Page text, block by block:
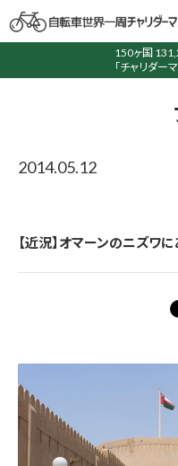
150ヶ国
「チャリダー
2014.05.12
【近況】オマーンのニズワ